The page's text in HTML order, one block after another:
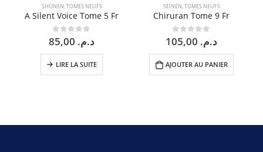
SHONEN,TOMES NEUFS
A Silent Voice Tome 5 Fr
0sur 5د.م.
LIRE LA SUITE
SEINEN,TOMES NEUFS
Chiruran Tome 9 Fr
0sur 5د.م.
AJOUTER AU PANIER